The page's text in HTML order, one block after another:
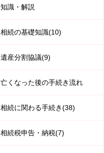
知識・解説
相続の基礎知識(10)
遺産分割協議(9)
亡くなった後の手続き流れ
相続に関わる手続き(38)
相続税申告・納税(7)